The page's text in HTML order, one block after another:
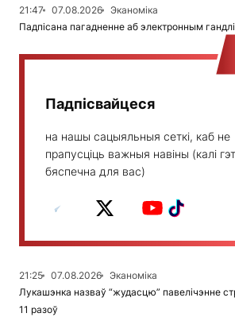
21:47
07.08.2026
Эканоміка
Падпісана пагадненне аб электронным
Падпісвайцеся
на нашы сацыяльныя сеткі, каб не
прапусціць важныя навіны (калі
бяспечна для вас)
21:25 07.08.2026
Эканоміка
Лукашэнка назваў “жудасцю” павелічэнне
11 разоў